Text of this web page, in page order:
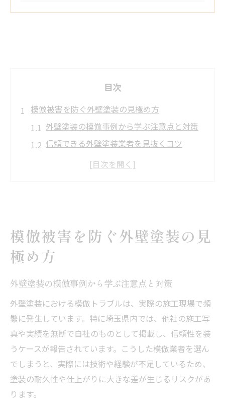
目次
模倣被害を防ぐ外壁塗装の見極め方
外壁塗装の模倣事例から学ぶ注意点と対策
信頼できる外壁塗装業者を見抜くコツ
外壁塗装の悪質業者リストを活用する方法
埼玉県で後悔しない外壁塗装選びの秘訣
外壁塗装選びで重視すべき業者の特徴とは
失敗を避けるための埼玉県外壁塗装比較術
外壁塗装の保証内容とアフター対応の重要
外壁塗装業者の施工実績を見極めるポイン
ト
外壁塗装の一括サイトの活用と注意点
悪質業者リストに学ぶ外壁塗装の落とし穴
外壁塗装でよくある悪質業者の特徴を解説
模倣被害を防ぐ外壁塗装の見
極め方
外壁塗装の模倣事例から学ぶ注意点と対策
外壁塗装における模倣トラブルは、実際の施工現場で頻
繁に発生しています。特に埼玉県内では、他社の施工写
真や実績を無断で自社のものとして掲載し、信頼性を装
うケースが報告されています。こうした模倣業者を選ん
でしまうと、実際には技術や経験が不足しているため、
塗装の耐久性や仕上がりに大きな差が生じるリスクがあ
ります。